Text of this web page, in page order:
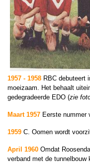
1957 - 1958 RBC debuteert
moeizaam. Het behaalt
gedegradeerde EDO (zie
Maart 1957 Eerste nummer
1959 C. Oomen wordt
April 1960 Omdat
verband met de tunnelbouw